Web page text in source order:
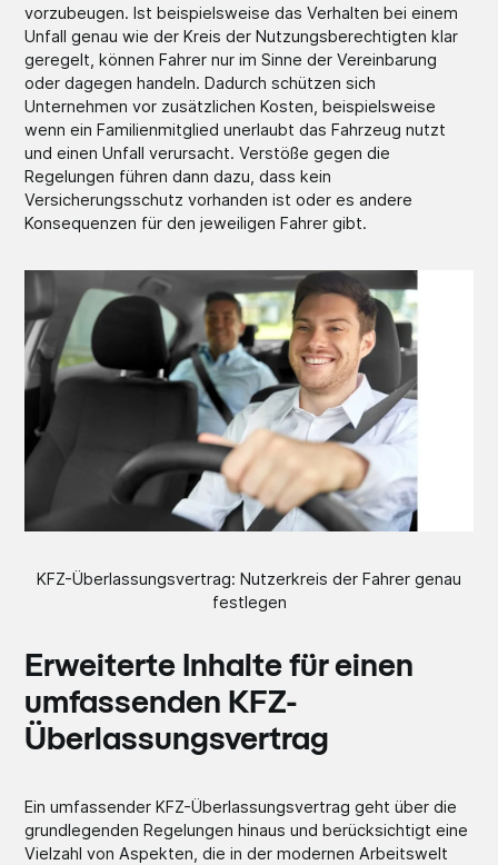
vorzubeugen. Ist beispielsweise das Verhalten bei einem
Unfall genau wie der Kreis der Nutzungsberechtigten klar
geregelt, können Fahrer nur im Sinne der Vereinbarung
oder dagegen handeln. Dadurch schützen sich
Unternehmen vor zusätzlichen Kosten, beispielsweise
wenn ein Familienmitglied unerlaubt das Fahrzeug nutzt
und einen Unfall verursacht. Verstöße gegen die
Regelungen führen dann dazu, dass kein
Versicherungsschutz vorhanden ist oder es andere
Konsequenzen für den jeweiligen Fahrer gibt.
KFZ-Überlassungsvertrag: Nutzerkreis der Fahrer genau
festlegen
Erweiterte Inhalte für einen
umfassenden KFZ-
Überlassungsvertrag
Ein umfassender KFZ-Überlassungsvertrag geht über die
grundlegenden Regelungen hinaus und berücksichtigt eine
Vielzahl von Aspekten, die in der modernen Arbeitswelt